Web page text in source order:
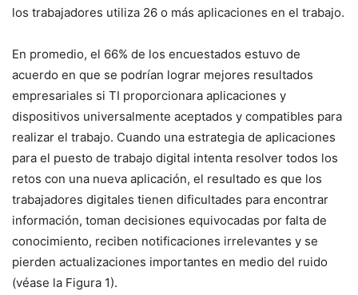
los trabajadores utiliza 26 o más aplicaciones en el trabajo.
En promedio, el 66% de los encuestados estuvo de
acuerdo en que se podrían lograr mejores resultados
empresariales si TI proporcionara aplicaciones y
dispositivos universalmente aceptados y compatibles para
realizar el trabajo. Cuando una estrategia de aplicaciones
para el puesto de trabajo digital intenta resolver todos los
retos con una nueva aplicación, el resultado es que los
trabajadores digitales tienen dificultades para encontrar
información, toman decisiones equivocadas por falta de
conocimiento, reciben notificaciones irrelevantes y se
pierden actualizaciones importantes en medio del ruido
(véase la Figura 1).